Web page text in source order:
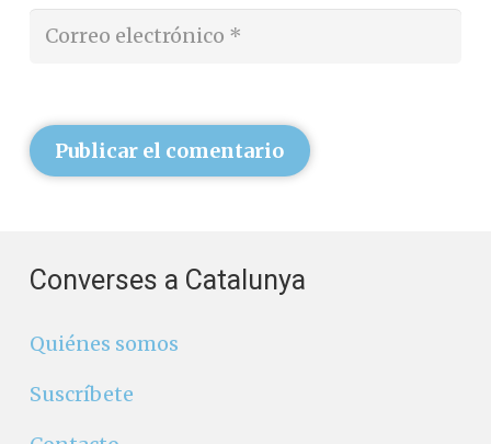
Publicar el comentario
Converses a Catalunya
Quiénes somos
Suscríbete